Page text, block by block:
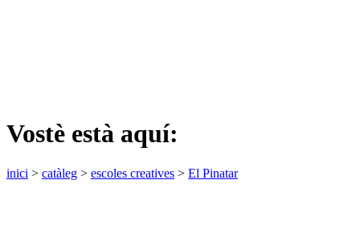
Vostè està aquí:
inici > catàleg > escoles creatives > El Pinatar